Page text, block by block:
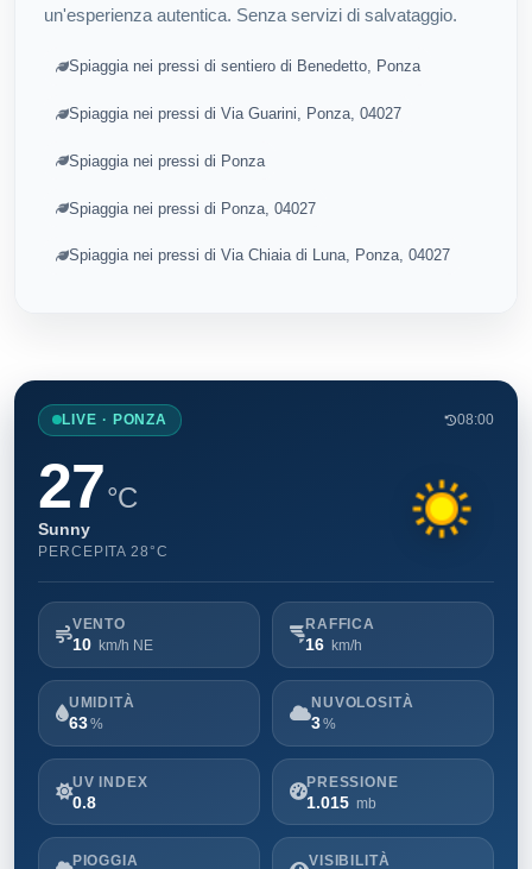
un'esperienza autentica. Senza servizi di salvataggio.
Spiaggia nei pressi di sentiero di Benedetto, Ponza
Spiaggia nei pressi di Via Guarini, Ponza, 04027
Spiaggia nei pressi di Ponza
Spiaggia nei pressi di Ponza, 04027
Spiaggia nei pressi di Via Chiaia di Luna, Ponza, 04027
LIVE · PONZA 08:00
27°C
Sunny
PERCEPITA 28°C
VENTO
10 km/h NE
RAFFICA
16 km/h
UMIDITÀ
63 %
NUVOLOSITÀ
3%
UV INDEX
0.8
PRESSIONE
1.015 mb
PIOGGIA VISIBILITÀ